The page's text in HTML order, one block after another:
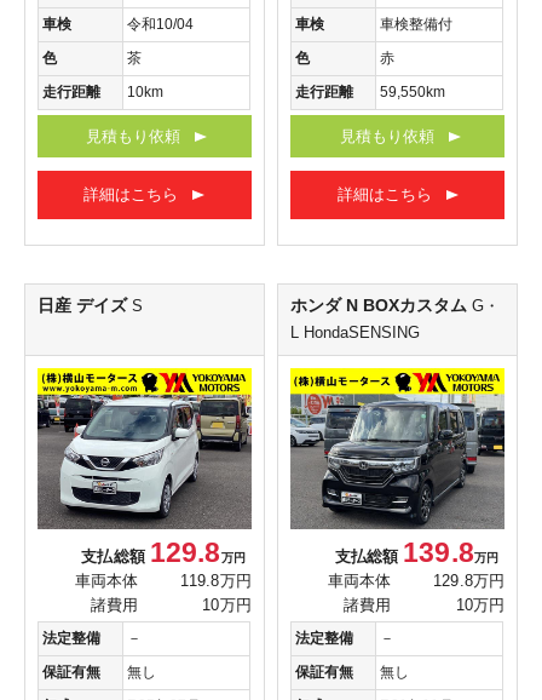
車検
令和10/04
色
茶
走行距離
10km
見積もり依頼
詳細はこちら
車検
車検整備付
色
赤
走行距離
59,550km
見積もり依頼
詳細はこちら
日産 デイズ S
支払総額 129.8万円
車両本体
119.8万円
諸費用
10万円
法定整備
－
保証有無
無し
ホンダ N BOXカスタムG・
L HondaSENSING
支払総額 139.8万円
車両本体
129.8万円
諸費用
10万円
法定整備
－
保証有無
無し